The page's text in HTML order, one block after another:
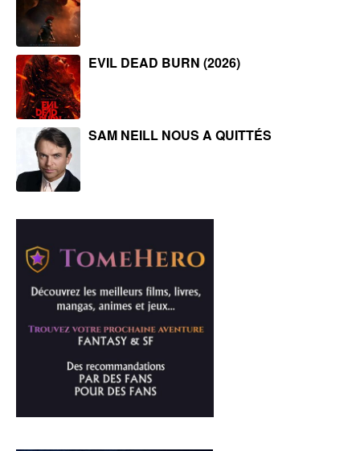
EVIL DEAD BURN (2026)
SAM NEILL NOUS A QUITTÉS